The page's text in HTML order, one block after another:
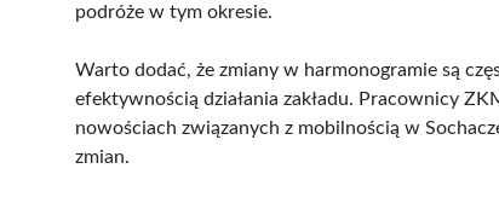
podróże w tym okresie.
Warto dodać, że zmiany w harmonogramie są
efektywnością działania zakładu. Pracownicy
nowościach związanych z mobilnością w
zmian.